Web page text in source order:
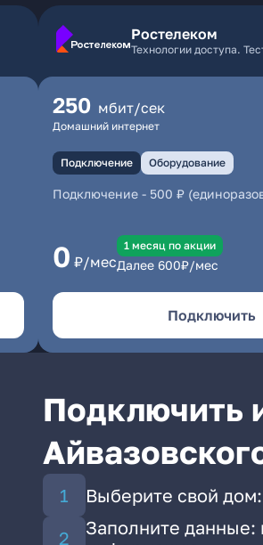
Ростелеком
Технологии доступа.
250 мбит/сек
Домашний интернет
Подключение Оборудование
Подключение- 500 ₽
0 ₽/мес
1 месяц по акции
Далее 600₽/мес
Подключить
Подключить
Выберите свой
Заполните данные: